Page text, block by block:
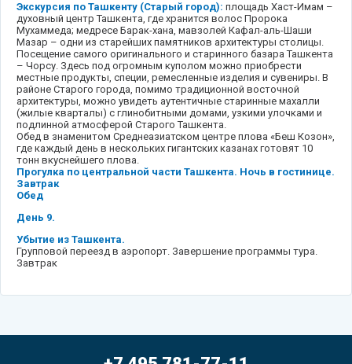
Экскурсия по Ташкенту (Старый город): площадь Хаст-Имам –
духовный центр Ташкента, где хранится волос Пророка
Мухаммеда; медресе Барак-хана, мавзолей Кафал-аль-Шаши
Мазар – одни из старейших памятников архитектуры столицы.
Посещение самого оригинального и старинного базара Ташкента
– Чорсу. Здесь под огромным куполом можно приобрести
местные продукты, специи, ремесленные изделия и сувениры. В
районе Старого города, помимо традиционной восточной
архитектуры, можно увидеть аутентичные старинные махалли
(жилые кварталы) с глинобитными домами, узкими улочками и
подлинной атмосферой Старого Ташкента.
Обед в знаменитом Среднеазиатском центре плова «Беш Козон»,
где каждый день в нескольких гигантских казанах готовят 10
тонн вкуснейшего плова.
Прогулка по центральной части Ташкента. Ночь в гостинице.
Завтрак
Обед
День 9.
Убытие из Ташкента.
Групповой переезд в аэропорт. Завершение программы тура.
Завтрак